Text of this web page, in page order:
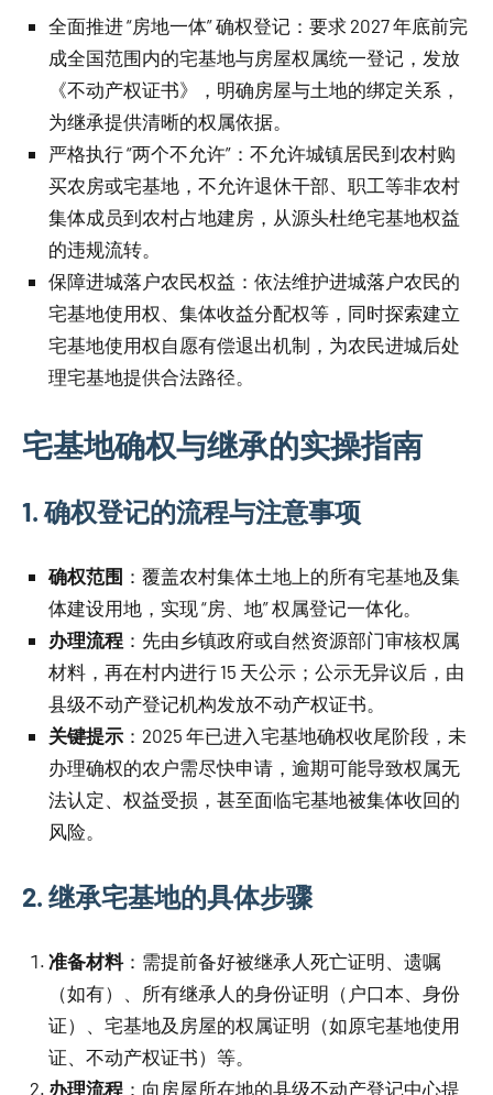
全面推进 “房地一体” 确权登记：要求 2027 年底前完
成全国范围内的宅基地与房屋权属统一登记，发放
《不动产权证书》，明确房屋与土地的绑定关系，
为继承提供清晰的权属依据。
严格执行 “两个不允许”：不允许城镇居民到农村购
买农房或宅基地，不允许退休干部、职工等非农村
集体成员到农村占地建房，从源头杜绝宅基地权益
的违规流转。
保障进城落户农民权益：依法维护进城落户农民的
宅基地使用权、集体收益分配权等，同时探索建立
宅基地使用权自愿有偿退出机制，为农民进城后处
理宅基地提供合法路径。
宅基地确权与继承的实操指南
1. 确权登记的流程与注意事项
确权范围 ：覆盖农村集体土地上的所有宅基地及集
体建设用地，实现 “房、地” 权属登记一体化。
办理流程 ：先由乡镇政府或自然资源部门审核权属
材料，再在村内进行 15 天公示；公示无异议后，由
县级不动产登记机构发放不动产权证书。
关键提示 ：2025 年已进入宅基地确权收尾阶段，未
办理确权的农户需尽快申请，逾期可能导致权属无
法认定、权益受损，甚至面临宅基地被集体收回的
风险。
2. 继承宅基地的具体步骤
准备材料：需提前备好被继承人死亡证明、遗嘱
（如有）、所有继承人的身份证明（户口本、身份
证）、宅基地及房屋的权属证明（如原宅基地使用
证、不动产权证书）等。
办理流程 ：向房屋所在地的县级不动产登记中心提